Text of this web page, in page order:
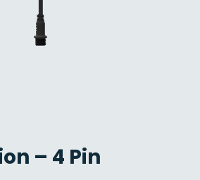
– 4 Pin